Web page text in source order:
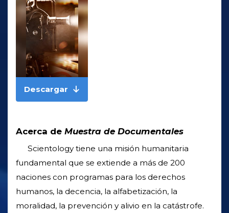
Descargar
Acerca de Muestra de Documentales
Scientology tiene una misión humanitaria
fundamental que se extiende a más de 200
naciones con programas para los derechos
humanos, la decencia, la alfabetización, la
moralidad, la prevención y alivio en la catástrofe.